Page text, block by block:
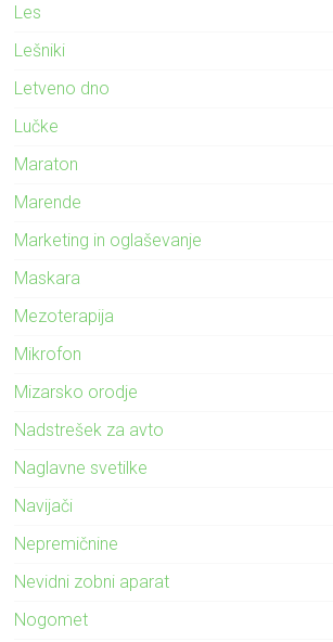
Les
Lešniki
Letveno dno
Lučke
Maraton
Marende
Marketing in oglaševanje
Maskara
Mezoterapija
Mikrofon
Mizarsko orodje
Nadstrešek za avto
Naglavne svetilke
Navijači
Nepremičnine
Nevidni zobni aparat
Nogomet